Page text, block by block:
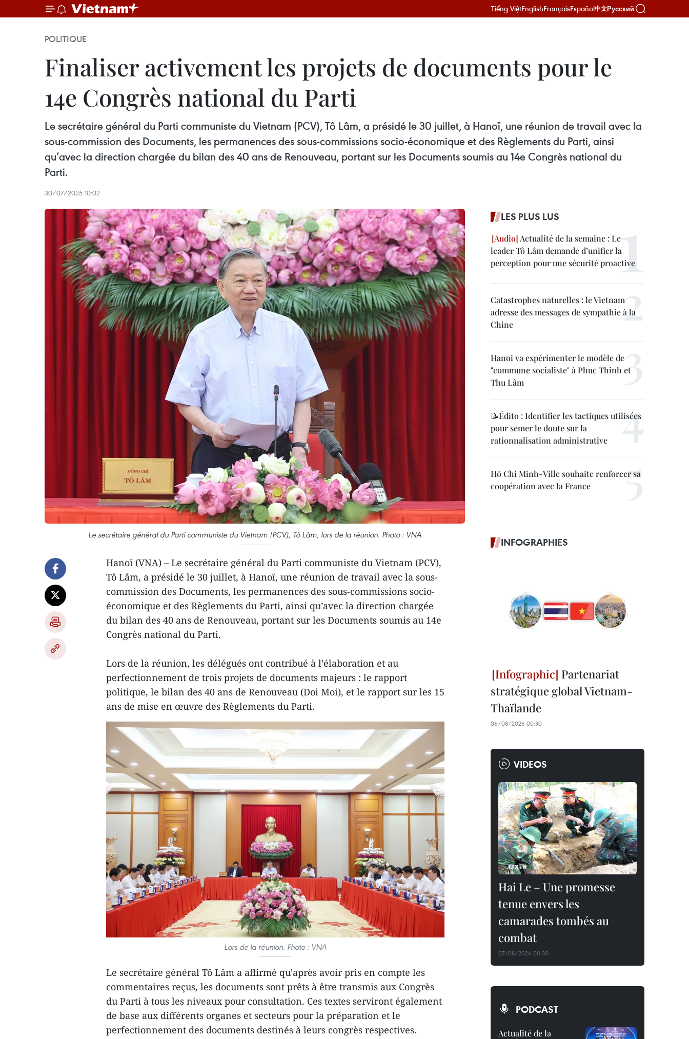
Tiếng ViệtEnglishFrançaisEspañol中文Русский
POLITIQUE
Finaliser activement les projets de documents pour le
14e Congrès national du Parti
Le secrétaire général du Parti communiste du Vietnam (PCV), Tô Lâm, a présidé le 30 juillet, à Hanoï, une réunion de travail avec la
sous-commission des Documents, les permanences des sous-commissions socio-économique et des Règlements du Parti, ainsi
qu’avec la direction chargée du bilan des 40 ans de Renouveau, portant sur les Documents soumis au 14e Congrès national du
Parti.
30/07/2025 10:02
Le secrétaire général du Parti communiste du Vietnam (PCV), Tô Lâm, lors de la réunion. Photo : VNA
Hanoï (VNA) – Le secrétaire général du Parti communiste du Vietnam (PCV),
Tô Lâm, a présidé le 30 juillet, à Hanoï, une réunion de travail avec la sous-
commission des Documents, les permanences des sous-commissions socio-
économique et des Règlements du Parti, ainsi qu’avec la direction chargée
du bilan des 40 ans de Renouveau, portant sur les Documents soumis au 14e
Congrès national du Parti.
Lors de la réunion, les délégués ont contribué à l’élaboration et au
perfectionnement de trois projets de documents majeurs : le rapport
politique, le bilan des 40 ans de Renouveau (Doi Moi), et le rapport sur les 15
ans de mise en œuvre des Règlements du Parti.
Lors de la réunion. Photo : VNA
Le secrétaire général Tô Lâm a affirmé qu'après avoir pris en compte les
commentaires reçus, les documents sont prêts à être transmis aux Congrès
du Parti à tous les niveaux pour consultation. Ces textes serviront également
de base aux différents organes et secteurs pour la préparation et le
perfectionnement des documents destinés à leurs congrès respectives.
LES PLUS LUS
Actualité de la semaine : Le
leader Tô Lâm demande d’unifier la
perception pour une sécurité proactive
Catastrophes naturelles : le Vietnam
adresse des messages de sympathie à la
Chine
Hanoi va expérimenter le modèle de
"commune socialiste" à Phuc Thinh et
Thu Lâm
📝Édito : Identifier les tactiques utilisées
pour semer le doute sur la
rationnalisation administrative
Hô Chi Minh-Ville souhaite renforcer sa
coopération avec la France
INFOGRAPHIES
Partenariat
stratégique global Vietnam-
Thaïlande
06/08/2026 00:30
VIDEOS
Hai Le – Une promesse
tenue envers les
camarades tombés au
combat
07/08/2026 00:30
PODCAST
Actualité de la